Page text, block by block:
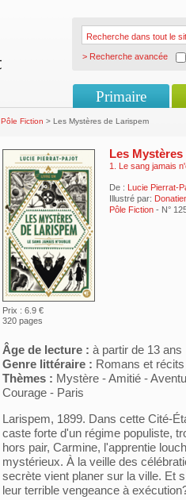
> Recherche avancée
Primaire
Pôle Fiction > Les Mystères de Larispem
Prix : 6.9 €
320 pages
Les
1. Le sang jamais
De : Lucie Pierrat-
Illustré par:
Pôle Fiction - N°
Âge de lecture : à partir de 13 ans
Genre littéraire : Romans et
Thèmes : Mystère - Amitié -
Courage - Paris
Larispem, 1899. Dans cette Cité-
caste forte d'un régime populiste,
hors pair, Carmine, l'apprentie
mystérieux. À la veille des
secrète vient planer sur la ville. Et
leur terrible vengeance à